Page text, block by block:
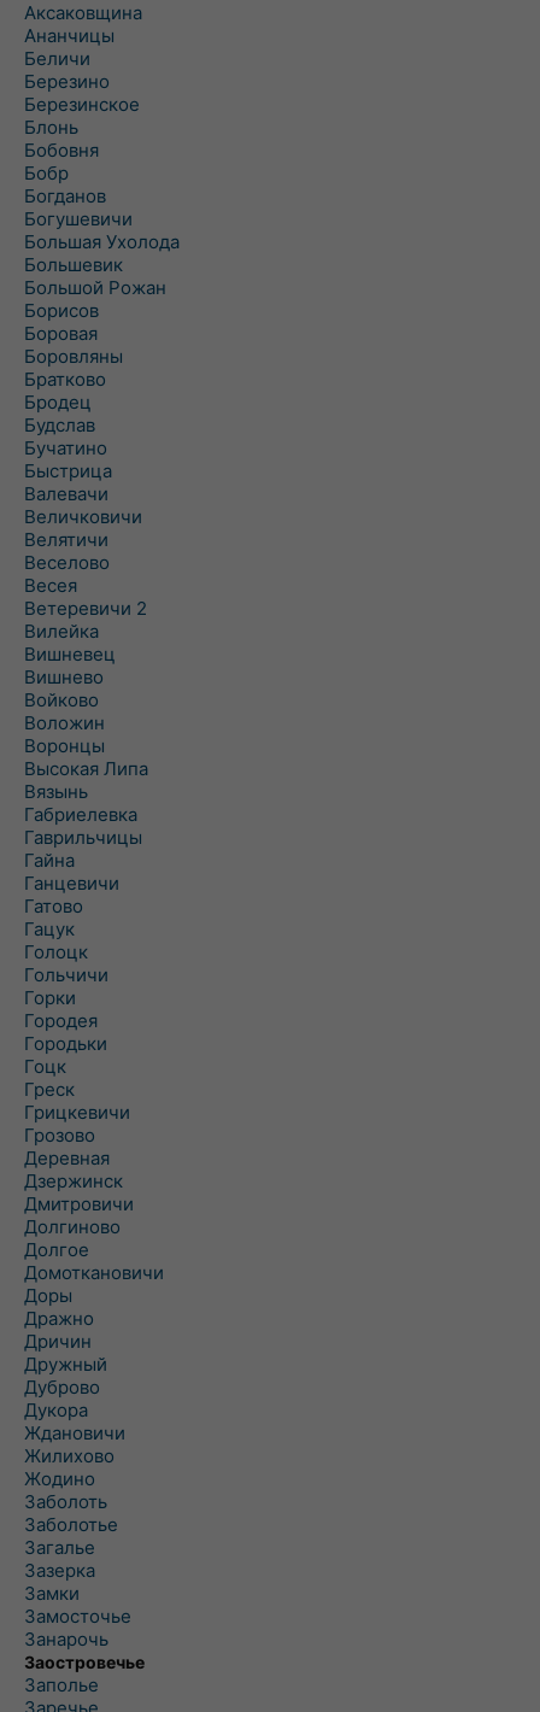
Аксаковщина
Ананчицы
Беличи
Березино
Березинское
Блонь
Бобовня
Бобр
Богданов
Богушевичи
Большая Ухолода
Большевик
Большой Рожан
Борисов
Боровая
Боровляны
Братково
Бродец
Будслав
Бучатино
Быстрица
Валевачи
Величковичи
Велятичи
Веселово
Весея
Ветеревичи 2
Вилейка
Вишневец
Вишнево
Войково
Воложин
Воронцы
Высокая Липа
Вязынь
Габриелевка
Гаврильчицы
Гайна
Ганцевичи
Гатово
Гацук
Голоцк
Гольчичи
Горки
Городея
Городьки
Гоцк
Греск
Грицкевичи
Грозово
Деревная
Дзержинск
Дмитровичи
Долгиново
Долгое
Домоткановичи
Доры
Дражно
Дричин
Дружный
Дуброво
Дукора
Ждановичи
Жилихово
Жодино
Заболоть
Заболотье
Загалье
Зазерка
Замки
Замосточье
Занарочь
Заостровечье
Заполье